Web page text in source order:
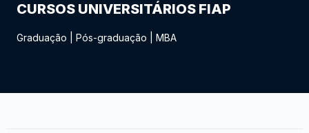
CURSOS UNIVERSITÁRIOS FIAP
Graduação Pós-graduação MBA